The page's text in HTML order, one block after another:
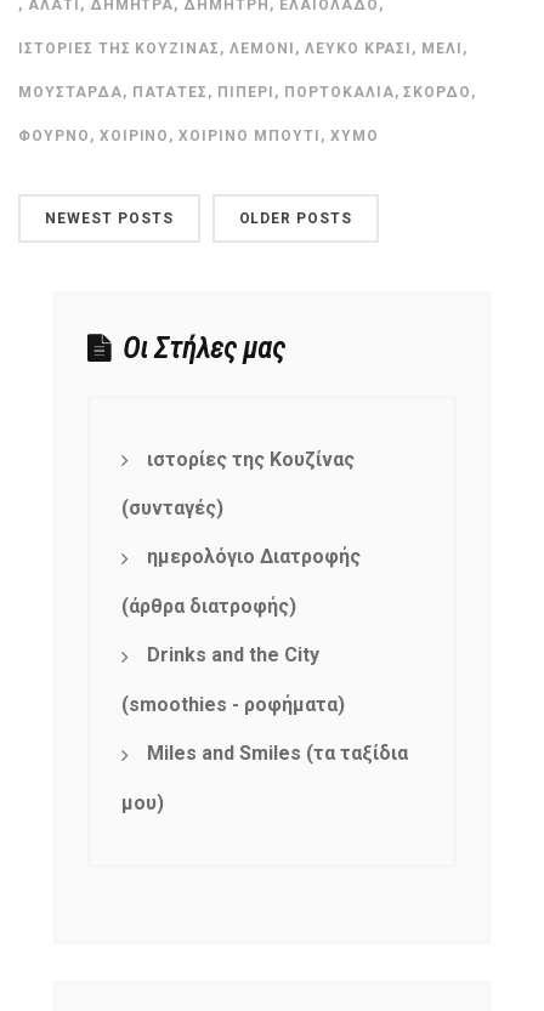
, ΑΛΆΤΙ , ΔΉΜΗΤΡΑ, ΔΗΜΉΤΡΗ , ΕΛΑΙΌΛΑΔΟ ,
ΙΣΤΟΡΊΕΣ ΤΗΣ ΚΟΥΖΊΝΑΣ ,ΛΕΜΌΝΙ , ΛΕΥΚΌ ΚΡΑΣΊ , ΜΈΛΙ ,
ΜΟΥΣΤΆΡΔΑ, ΠΑΤΆΤΕΣ , ΠΙΠΈΡΙ , ΠΟΡΤΟΚΆΛΙΑ,ΣΚΌΡΔΟ ,
ΦΟΎΡΝΟ , ΧΟΙΡΙΝΌ ,ΧΟΙΡΙΝΌ ΜΠΟΎΤΙ , ΧΥΜΌ
NEWEST POSTS OLDER POSTS
Οι Στήλες μας
ιστορίες της Κουζίνας
(συνταγές)
ημερολόγιο Διατροφής
(άρθρα διατροφής)
Drinks and the City
(smoothies - ροφήματα)
Miles and Smiles (τα ταξίδια
μου)
NEWSLETTER
mel
y updates
fro
m